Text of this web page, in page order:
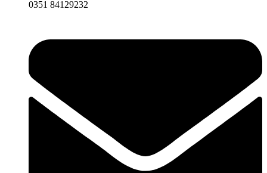
0351 84129232